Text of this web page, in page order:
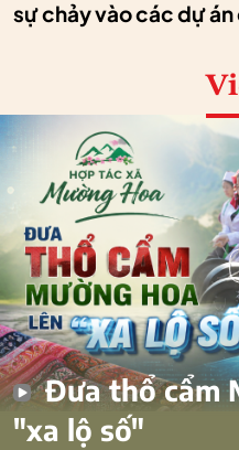
sự chảy vào các dự án
Đưa thổ cẩm
"xa lộ số"